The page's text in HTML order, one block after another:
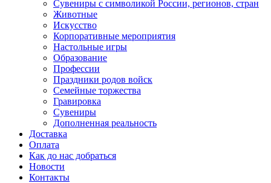
Сувениры с символикой России, регионов, стран
Животные
Искусство
Корпоративные мероприятия
Настольные игры
Образование
Профессии
Праздники родов войск
Семейные торжества
Гравировка
Сувениры
Дополненная реальность
Доставка
Оплата
Как до нас добраться
Новости
Контакты